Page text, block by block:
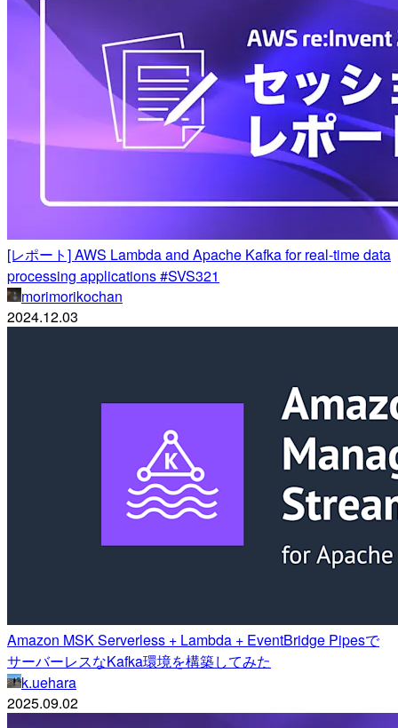
[レポート] AWS Lambda and Apache Kafka for real-time data
processing applications #SVS321
morimorikochan
2024.12.03
Amazon MSK Serverless + Lambda + EventBridge Pipesで
サーバーレスなKafka環境を構築してみた
k.uehara
2025.09.02